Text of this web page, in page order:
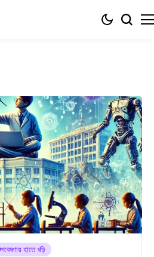
গবেষণায় হাতে খড়ি